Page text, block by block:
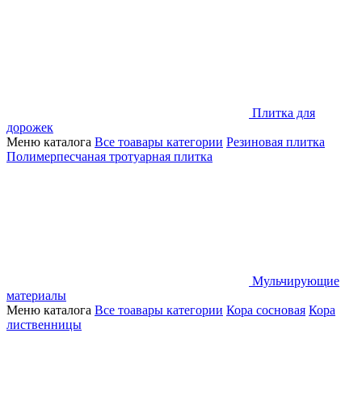
Плитка для
дорожек
Меню каталога Все тоавары категории Резиновая плитка
Полимерпесчаная тротуарная плитка
Мульчирующие
материалы
Меню каталога Все тоавары категории Кора сосновая Кора
лиственницы